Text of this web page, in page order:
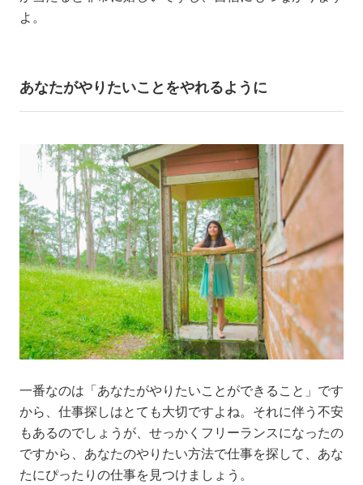
よ。
あなたがやりたいことをやれるように
一番なのは「あなたがやりたいことができること」です
から、仕事探しはとても大切ですよね。それに伴う不安
もあるのでしょうが、せっかくフリーランスになったの
ですから、あなたのやりたい方法で仕事を探して、あな
たにぴったりの仕事を見つけましょう。